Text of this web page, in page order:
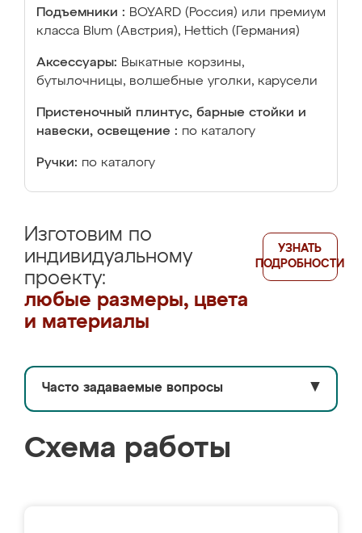
Подъемники : BOYARD (Россия) или премиум
класса Blum (Австрия), Hettich (Германия)
Аксессуары: Выкатные корзины,
бутылочницы, волшебные уголки, карусели
Пристеночный плинтус, барные стойки и
навески, освещение : по каталогу
Ручки: по каталогу
Изготовим по
индивидуальному
проекту:
любые размеры, цвета
и материалы
УЗНАТЬ
ПОДРОБНОСТИ
Часто задаваемые вопросы ▼
Схема работы